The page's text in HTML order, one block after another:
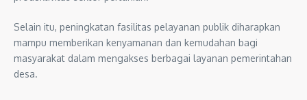
Selain itu, peningkatan fasilitas pelayanan publik diharapkan
mampu memberikan kenyamanan dan kemudahan bagi
masyarakat dalam mengakses berbagai layanan pemerintahan
desa.